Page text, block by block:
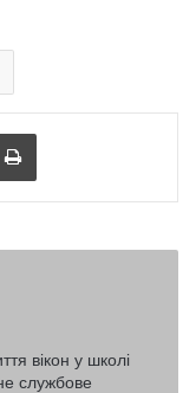
поштоюНадрукувати
вікон у школі
службове